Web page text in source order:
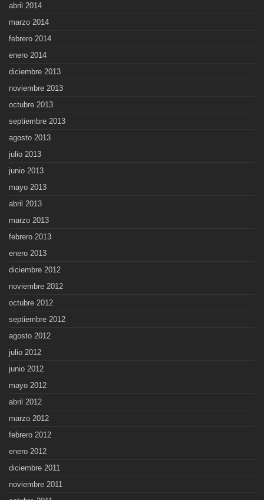
abril 2014
marzo 2014
febrero 2014
enero 2014
diciembre 2013
noviembre 2013
octubre 2013
septiembre 2013
agosto 2013
julio 2013
junio 2013
mayo 2013
abril 2013
marzo 2013
febrero 2013
enero 2013
diciembre 2012
noviembre 2012
octubre 2012
septiembre 2012
agosto 2012
julio 2012
junio 2012
mayo 2012
abril 2012
marzo 2012
febrero 2012
enero 2012
diciembre 2011
noviembre 2011